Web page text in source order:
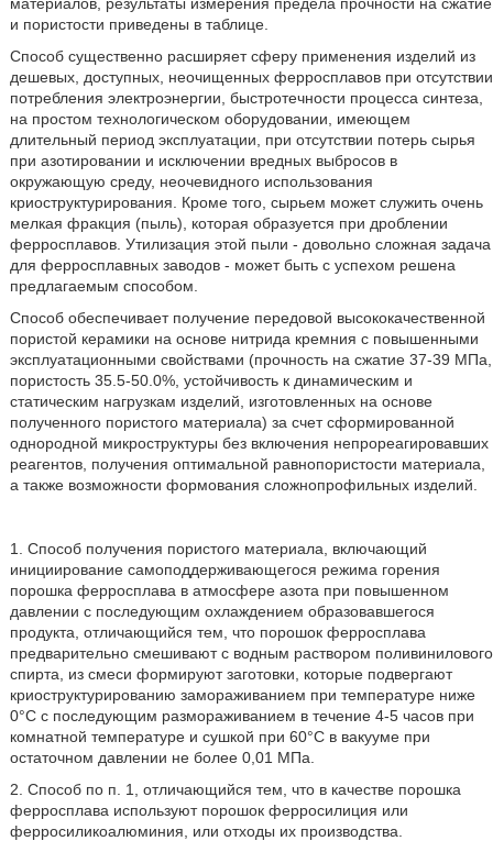
и пористости приведены в таблице.
Способ существенно расширяет сферу применения изделий из
дешевых, доступных, неочищенных ферросплавов при отсутствии
потребления электроэнергии, быстротечности процесса синтеза,
на простом технологическом оборудовании, имеющем
длительный период эксплуатации, при отсутствии потерь сырья
при азотировании и исключении вредных выбросов в
окружающую среду, неочевидного использования
криоструктурирования. Кроме того, сырьем может служить очень
мелкая фракция (пыль), которая образуется при дроблении
ферросплавов. Утилизация этой пыли - довольно сложная задача
для ферросплавных заводов - может быть с успехом решена
предлагаемым способом.
Способ обеспечивает получение передовой высококачественной
пористой керамики на основе нитрида кремния с повышенными
эксплуатационными свойствами (прочность на сжатие 37-39 МПа,
пористость 35.5-50.0%, устойчивость к динамическим и
статическим нагрузкам изделий, изготовленных на основе
полученного пористого материала) за счет сформированной
однородной микроструктуры без включения непрореагировавших
реагентов, получения оптимальной равнопористости материала,
а также возможности формования сложнопрофильных изделий.
1. Способ получения пористого материала, включающий
инициирование самоподдерживающегося режима горения
порошка ферросплава в атмосфере азота при повышенном
давлении с последующим охлаждением образовавшегося
продукта, отличающийся тем, что порошок ферросплава
предварительно смешивают с водным раствором поливинилового
спирта, из смеси формируют заготовки, которые подвергают
криоструктурированию замораживанием при температуре ниже
0°С с последующим размораживанием в течение 4-5 часов при
комнатной температуре и сушкой при 60°С в вакууме при
остаточном давлении не более 0,01 МПа.
2. Способ по п. 1, отличающийся тем, что в качестве порошка
ферросплава используют порошок ферросилиция или
ферросиликоалюминия, или отходы их производства.